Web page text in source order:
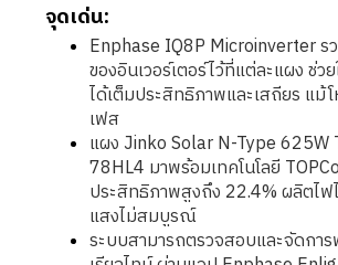
จุดเด่น:
Enphase IQ8P Microinverter ร
ของอินเวอร์เตอร์ไว้ที่แต่ละแผง ช่ว
ได้เต็มประสิทธิภาพและเสถียร แม้
เฟส
แผง Jinko Solar N-Type 625W
78HL4 มาพร้อมเทคโนโลยี
ประสิทธิภาพสูงถึง 22.4% ผลิตไ
แสงไม่สมบูรณ์
ระบบสามารถตรวจสอบและจัดกา